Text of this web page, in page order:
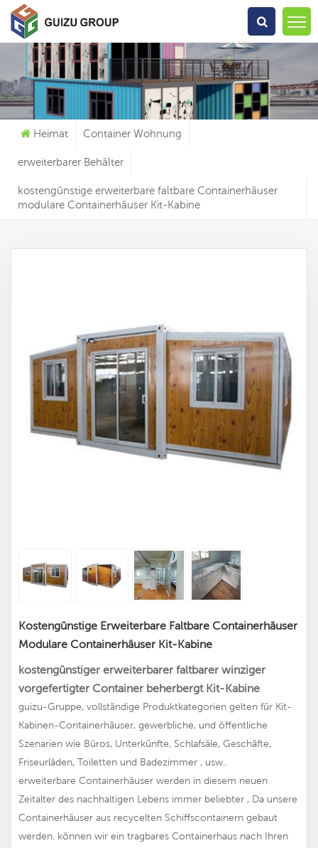
Wonach Suchst Du?
Heimat Container Wohnung
erweiterbarer Behälter
kostengünstige erweiterbare faltbare Containerhäuser
modulare Containerhäuser Kit-Kabine
Kostengünstige Erweiterbare Faltbare Containerhäuser
Modulare Containerhäuser Kit-Kabine
kostengünstiger erweiterbarer faltbarer winziger
vorgefertigter Container beherbergt Kit-Kabine
guizu-Gruppe, vollständige Produktkategorien gelten für Kit-
Kabinen-Containerhäuser, gewerbliche, und öffentliche
Szenarien wie Büros, Unterkünfte, Schlafsäle, Geschäfte,
Friseurläden, Toiletten und Badezimmer , usw..
erweiterbare Containerhäuser werden in diesem neuen
Zeitalter des nachhaltigen Lebens immer beliebter , Da unsere
Containerhäuser aus recycelten Schiffscontainern gebaut
werden. können wir ein tragbares Containerhaus nach Ihren